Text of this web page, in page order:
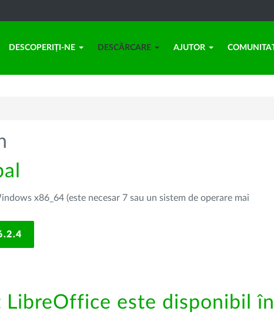
DESCOPERIȚI-NE DESCĂRCARE AJUTOR
x86_64 (este necesar 7 sau un sistem de operare mai
este disponibil în